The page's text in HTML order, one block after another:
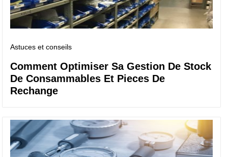
Astuces et conseils
Comment Optimiser Sa Gestion De Stock
De Consammables Et Pieces De
Rechange